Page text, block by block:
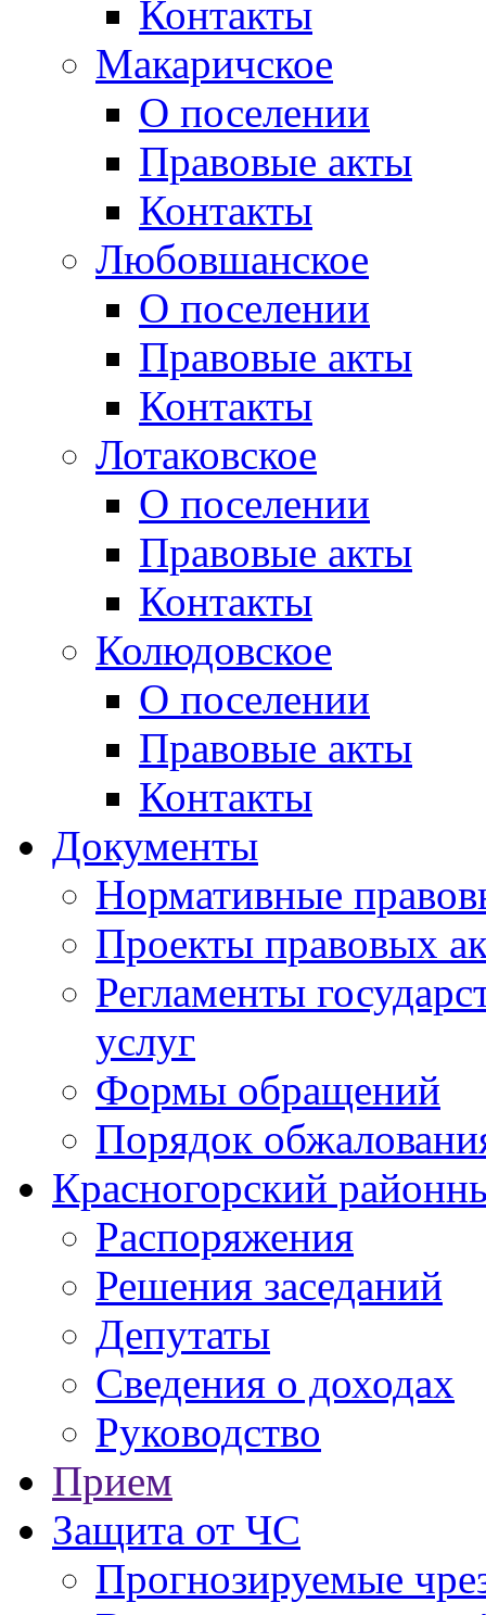
Контакты
Макаричское
О поселении
Правовые акты
Контакты
Любовшанское
О поселении
Правовые акты
Контакты
Лотаковское
О поселении
Правовые акты
Контакты
Колюдовское
О поселении
Правовые акты
Контакты
Документы
Нормативные
Проекты правовых
Регламенты
услуг
Формы обращений
Порядок
Красногорский
Распоряжения
Решения заседаний
Депутаты
Сведения о доходах
Руководство
Прием
Защита от ЧС
Прогнозируемые